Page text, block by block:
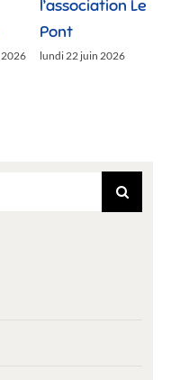
l’association Le
Pont
lundi 22 juin 2026